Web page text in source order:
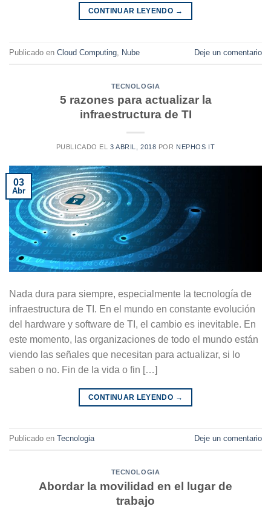
CONTINUAR LEYENDO →
Publicado en Cloud Computing Nube Deje un comentario
TECNOLOGIA
5 razones para actualizar la
infraestructura de TI
PUBLICADO EL3 ABRIL, 2018 POR NEPHOS IT
03
Abr
Nada dura para siempre, especialmente la tecnología de
infraestructura de TI. En el mundo en constante evolución
del hardware y software de TI, el cambio es inevitable. En
este momento, las organizaciones de todo el mundo están
viendo las señales que necesitan para actualizar, si lo
saben o no. Fin de la vida o fin […]
CONTINUAR LEYENDO →
Publicado en Tecnologia Deje un comentario
TECNOLOGIA
Abordar la movilidad en el lugar de
trabajo